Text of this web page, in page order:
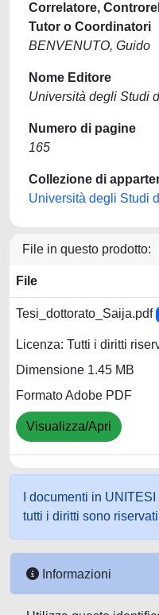
Correlatore,
Tutor o Coordinatori
BENVENUTO, Guido
Nome Editore
Università degli Studi
Numero di pagine
165
Collezione di
Università degli Studi
File in questo prodotto:
File
Tesi_dottorato_Saija.pdf
Licenza: Tutti i diritti
Dimensione 1.45 MB
Formato Adobe PDF
Visualizza/Apri
I documenti in
tutti i diritti sono
Informazioni